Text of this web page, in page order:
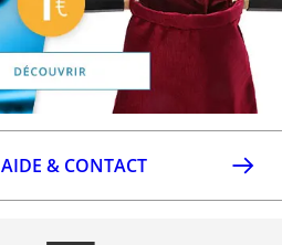
AIDE & CONTACT